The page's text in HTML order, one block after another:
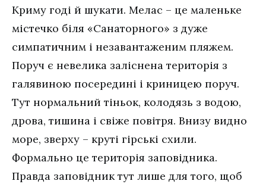
Криму годі й шукати. Мелас – це маленьке
містечко біля «Санаторного» з дуже
симпатичним і незавантаженим пляжем.
Поруч є невелика заліснена територія з
галявиною посередині і криницею поруч.
Тут нормальний тіньок, колодязь з водою,
дрова, тишина і свіже повітря. Внизу видно
море, зверху – круті гірські схили.
Формально це територія заповідника.
Правда заповідник тут лише для того, щоб